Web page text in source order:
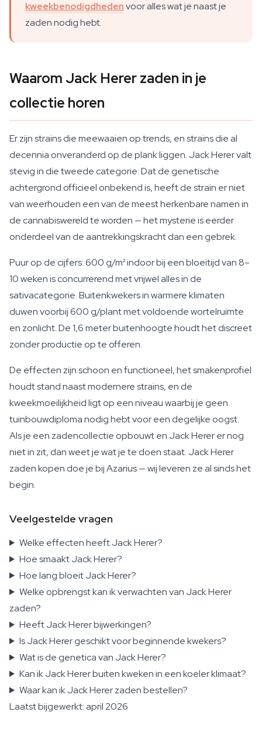
kweekbenodigdhedenvoor alles wat je naast je
zaden nodig hebt.
Waarom Jack Herer zaden in je
collectie horen
Er zijn strains die meewaaien op trends, en strains die al
decennia onveranderd op de plank liggen. Jack Herer valt
stevig in die tweede categorie. Dat de genetische
achtergrond officieel onbekend is, heeft de strain er niet
van weerhouden een van de meest herkenbare namen in
de cannabiswereld te worden — het mysterie is eerder
onderdeel van de aantrekkingskracht dan een gebrek.
Puur op de cijfers: 600 g/m² indoor bij een bloeitijd van 8–
10 weken is concurrerend met vrijwel alles in de
sativacategorie. Buitenkwekers in warmere klimaten
duwen voorbij 600 g/plant met voldoende wortelruimte
en zonlicht. De 1,6 meter buitenhoogte houdt het discreet
zonder productie op te offeren.
De effecten zijn schoon en functioneel, het smakenprofiel
houdt stand naast modernere strains, en de
kweekmoeilijkheid ligt op een niveau waarbij je geen
tuinbouwdiploma nodig hebt voor een degelijke oogst.
Als je een zadencollectie opbouwt en Jack Herer er nog
niet in zit, dan weet je wat je te doen staat. Jack Herer
zaden kopen doe je bij Azarius — wij leveren ze al sinds het
begin.
Veelgestelde vragen
Welke effecten heeft Jack Herer?
Hoe smaakt Jack Herer?
Hoe lang bloeit Jack Herer?
Welke opbrengst kan ik verwachten van Jack Herer
zaden?
Heeft Jack Herer bijwerkingen?
Is Jack Herer geschikt voor beginnende kwekers?
Wat is de genetica van Jack Herer?
Kan ik Jack Herer buiten kweken in een koeler klimaat?
Waar kan ik Jack Herer zaden bestellen?
Laatst bijgewerkt: april 2026